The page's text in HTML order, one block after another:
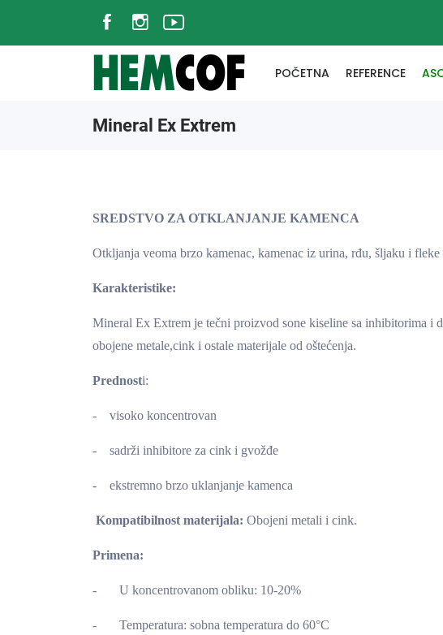
POČETNA REFERENCE
Mineral Ex Extrem
SREDSTVO ZA OTKLANJANJE KAMENCA
Otkljanja veoma brzo kamenac, kamenac iz urina, rđu, šljaku i fleke
Karakteristike:
Mineral Ex Extrem je tečni proizvod sone kiseline sa inhibitorima i
obojene metale,cink i ostale materijale od oštećenja.
Prednosti:
- visoko koncentrovan
- sadrži inhibitore za cink i gvožđe
- ekstremno brzo uklanjanje kamenca
Kompatibilnost materijala: Obojeni metali i cink.
Primena:
- U koncentrovanom obliku: 10-20%
- Temperatura: sobna temperatura do 60°C